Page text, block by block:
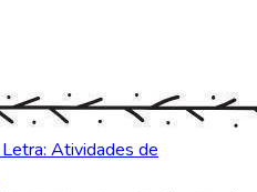
Atividades de